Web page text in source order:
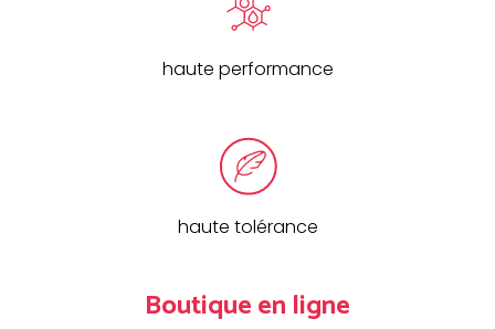
haute performance
haute tolérance
Boutique en ligne